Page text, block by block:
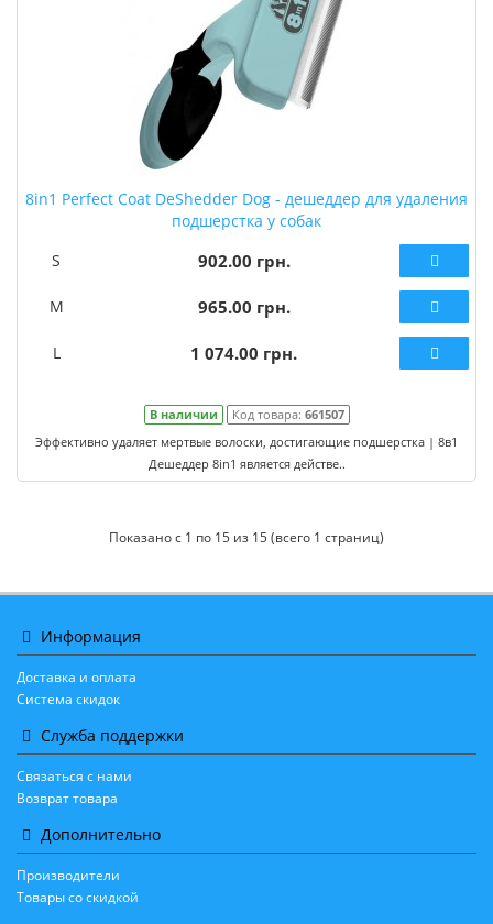
8in1 Perfect Coat DeShedder Dog - дешеддер для удаления
подшерстка у собак
S
902.00 грн.
M 965.00 грн.
L 1 074.00 грн.
В наличии Код товара: 661507
Эффективно удаляет мертвые волоски, достигающие подшерстка | 8в1
Дешеддер 8in1 является действе..
Показано с 1 по 15 из 15 (всего 1 страниц)
Информация
Доставка и оплата
Система скидок
Служба поддержки
Связаться с нами
Возврат товара
Дополнительно
Производители
Товары со скидкой